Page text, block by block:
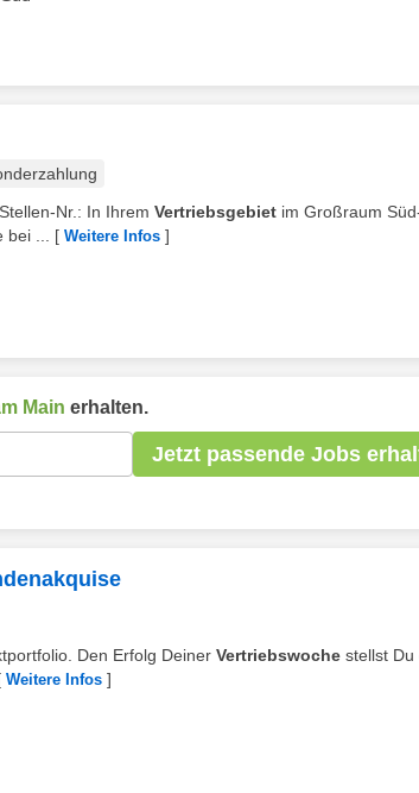
Nr.: In Ihrem Vertriebsgebiet im Großraum
...
[ Weitere Infos ]
Main erhalten.
Jetzt passende Jobs
Den Erfolg Deiner Vertriebswoche stellst Du
Weitere Infos ]